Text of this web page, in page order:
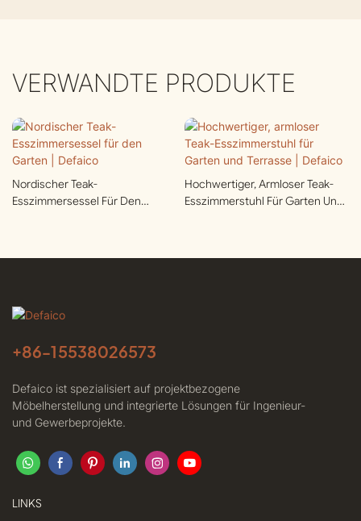
VERWANDTE PRODUKTE
Nordischer Teak-
Esszimmersessel Für Den
Hochwertiger, Armloser Teak-
Esszimmerstuhl Für Garten Und
+86-15538026573
Defaico ist spezialisiert auf projektbezogene
Möbelherstellung und integrierte Lösungen für Ingenieur-
und Gewerbeprojekte.
LINKS